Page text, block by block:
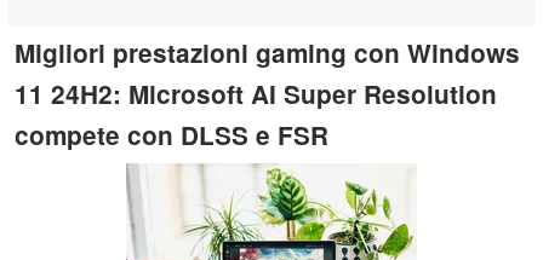
Migliori prestazioni gaming con Windows
11 24H2: Microsoft AI Super Resolution
compete con DLSS e FSR